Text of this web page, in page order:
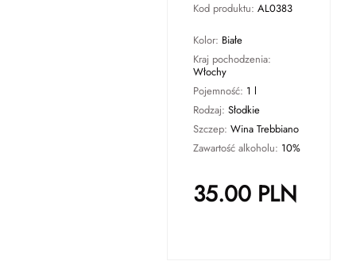
Kod produktu: AL0383
Kolor: Białe
Kraj pochodzenia:
Włochy
Pojemność: 1 l
Rodzaj: Słodkie
Szczep: Wina Trebbiano
Zawartość alkoholu: 10%
35.00PLN